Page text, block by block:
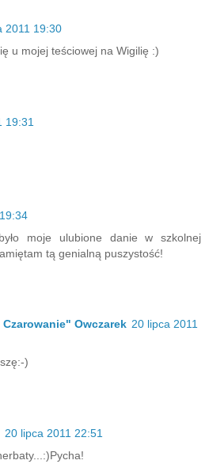
2011 19:30
u mojej teściowej na Wigilię :)
19:31
moje ulubione danie w szkolnej
tą genialną puszystość!
Czarowanie" Owczarek 20 lipca 2011
)
20 lipca 2011 22:51